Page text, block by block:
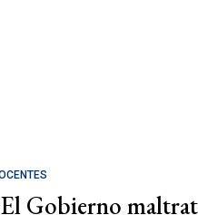
Gobierno